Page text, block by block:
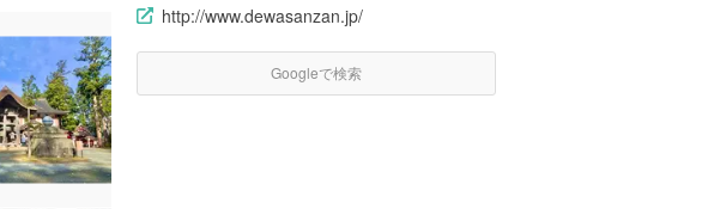
http://www.dewasanzan.jp/
Googleで検索